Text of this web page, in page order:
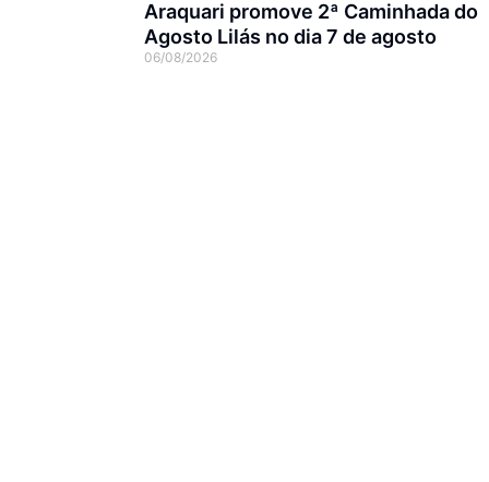
Araquari promove 2ª Caminhada do
Agosto Lilás no dia 7 de agosto
06/08/2026